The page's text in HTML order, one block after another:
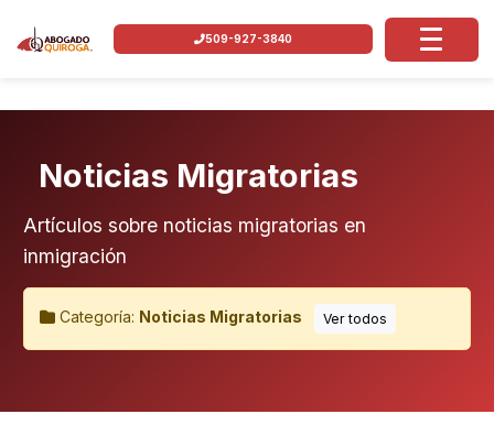
509-927-3840
Noticias Migratorias
Artículos sobre noticias migratorias en
inmigración
Categoría: Noticias Migratorias Ver todos